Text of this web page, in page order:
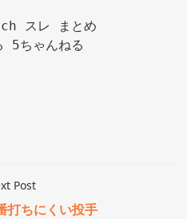
スレ まとめ
5ちゃんねる
Post
打ちにくい投手